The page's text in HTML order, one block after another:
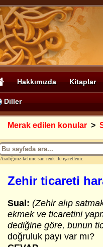
Hakkımızda Kitaplar
Diller
Merak edilen konular >
Aradığınız kelime sarı renk ile işaretlenir.
Zehir ticareti
Sual: (Zehir alıp
ekmek ve ticaretini
dediğine göre, bunun
doğruluk payı var mı?